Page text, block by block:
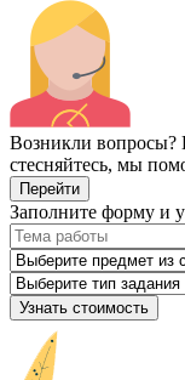
Возникли вопросы?
стесняйтесь, мы
Перейти
Заполните форму и
Узнать стоимость